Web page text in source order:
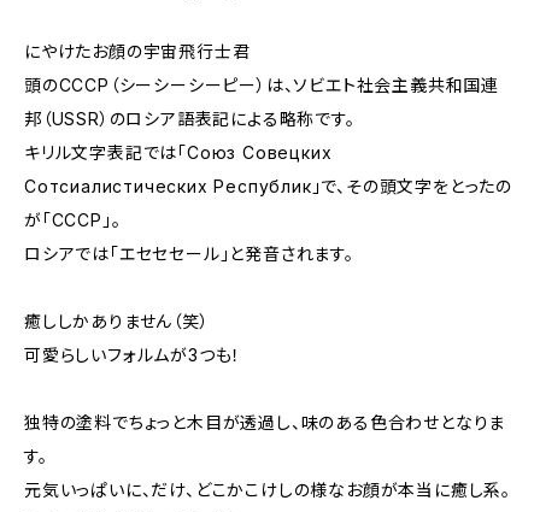
にやけたお顔の宇宙飛行士君
頭のCCCP（シーシーシーピー）は、ソビエト社会主義共和国連
邦（USSR）のロシア語表記による略称です。
キリル文字表記では「Союз Совецких
Сотсиалистических Республик」で、その頭文字をとったの
が「CCCP」。
ロシアでは「エセセセール」と発音されます。
癒ししかありません（笑）
可愛らしいフォルムが3つも！
独特の塗料でちょっと木目が透過し、味のある色合わせとなりま
す。
元気いっぱいに、だけ、どこかこけしの様なお顔が本当に癒し系。